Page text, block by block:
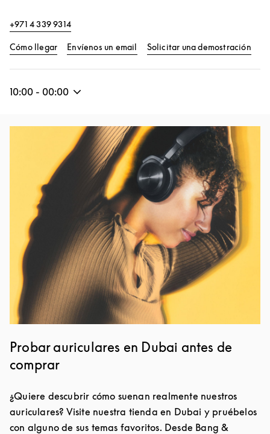
+971 4 339 9314
Cómo llegarLink Opens in New Tab
Envíenos un email Solicitar una demostración
10:00 - 00:00
Imagen del evento
Probar auriculares en Dubai antes de
comprar
¿Quiere descubrir cómo suenan realmente nuestros
auriculares? Visite nuestra tienda en Dubai y pruébelos
con alguno de sus temas favoritos. Desde Bang &